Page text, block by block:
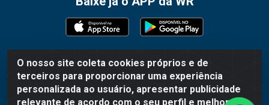
O nosso site coleta cookies próprios e de
terceiros para proporcionar uma experiência
personalizada ao usuário, apresentar publicidade
relevante de acordo com o seu perfil e melhorar a
WR Embalagens - R. Cel. Teodoro Gomes de Araújo, 1360 -
Grogotó - Barbacena / MG - CEP 36202-628 - CNPJ
02.692.206/0001-55